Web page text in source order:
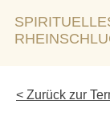
< Zurück zur